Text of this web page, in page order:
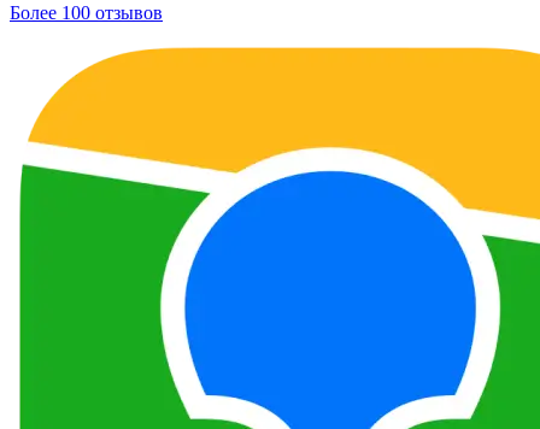
Более 100 отзывов